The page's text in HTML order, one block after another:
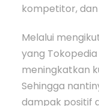
kompetitor,
Melalui
yang
meningkatkan
Sehingga
dampak positif